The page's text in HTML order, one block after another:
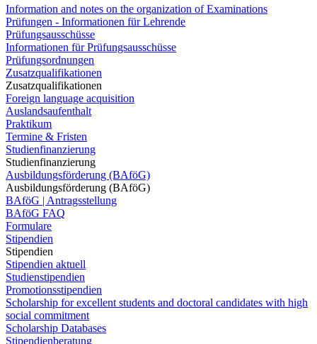
Information and notes on the organization of Examinations
Prüfungen - Informationen für Lehrende
Prüfungsausschüsse
Informationen für Prüfungsausschüsse
Prüfungsordnungen
Zusatzqualifikationen
Zusatzqualifikationen
Foreign language acquisition
Auslandsaufenthalt
Praktikum
Termine & Fristen
Studienfinanzierung
Studienfinanzierung
Ausbildungsförderung (BAföG)
Ausbildungsförderung (BAföG)
BAföG | Antragsstellung
BAföG FAQ
Formulare
Stipendien
Stipendien
Stipendien aktuell
Studienstipendien
Promotionsstipendien
Scholarship for excellent students and doctoral candidates with high
social commitment
Scholarship Databases
Stipendienberatung